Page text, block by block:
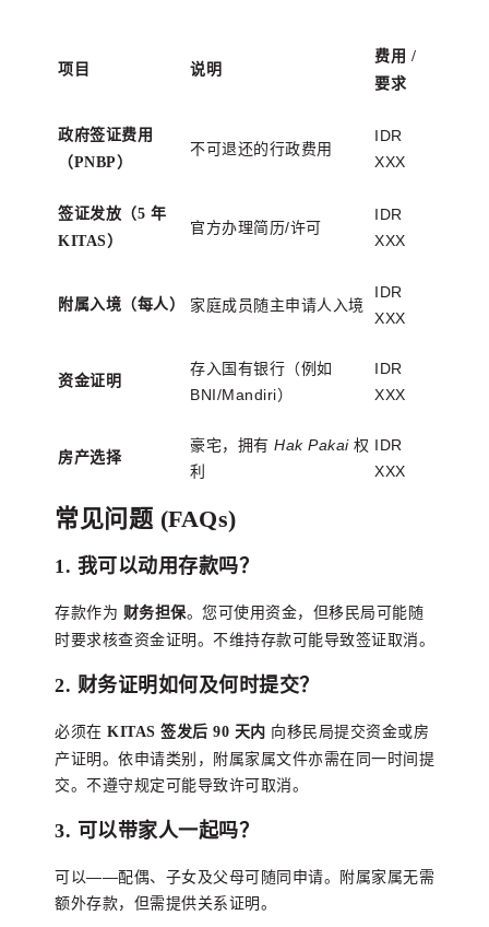
项目 说明
费用 /
要求
政府签证费用
（PNBP）
不可退还的行政费用
IDR
XXX
签证发放（5 年
KITAS）
官方办理简历/许可
IDR
XXX
附属入境（每人） 家庭成员随主申请人入境
IDR
XXX
资金证明
存入国有银行（例如
BNI/Mandiri）
IDR
XXX
房产选择
豪宅，拥有 Hak Pakai权
利
IDR
XXX
常见问题 (FAQs)
1. 我可以动用存款吗？
存款作为 财务担保。您可使用资金，但移民局可能随
时要求核查资金证明。不维持存款可能导致签证取消。
2. 财务证明如何及何时提交？
必须在 KITAS 签发后 90 天内 向移民局提交资金或房
产证明。依申请类别，附属家属文件亦需在同一时间提
交。不遵守规定可能导致许可取消。
3. 可以带家人一起吗？
可以——配偶、子女及父母可随同申请。附属家属无需
额外存款，但需提供关系证明。